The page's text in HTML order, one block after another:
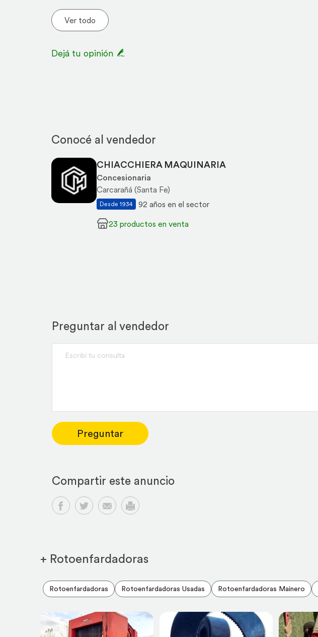
Ver todo
Dejá tu opinión
Conocé al vendedor
CHIACCHIERA MAQUINARIA
Concesionaria
Carcarañá (Santa Fe)
Desde 1934
92 años en el sector
23 productos en venta
Preguntar al vendedor
Preguntar
Compartir este anuncio
Compartir en Facebook
Compartir en Twitter
Compartir por email
Imprimir
+ Rotoenfardadoras
Rotoenfardadoras Rotoenfardadoras Usadas Rotoenfardadoras Mainero